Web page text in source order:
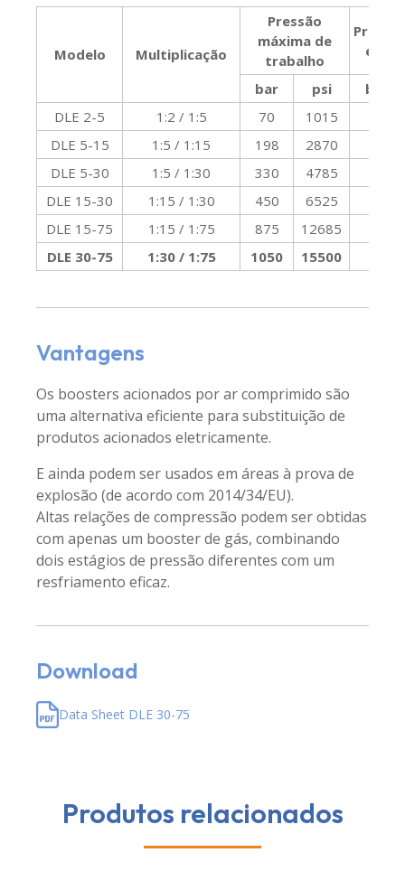
Modelo Multiplicação
Pressão
máxima de
trabalho
bar psi
bar
DLE 2-5
1:2 / 1:5 70 1015
DLE 5-15
1:5 / 1:15 198 2870
DLE 5-30
1:5 / 1:30 330 4785
DLE 15-30
1:15 / 1:30 450 6525
DLE 15-75
1:15 / 1:75 875 12685
DLE 30-75
1:30 / 1:75 1050 15500
Vantagens
Os boosters acionados por ar comprimido são
uma alternativa eficiente para substituição de
produtos acionados eletricamente.
E ainda podem ser usados ​​em áreas à prova de
explosão (de acordo com 2014/34/EU).
Altas relações de compressão podem ser obtidas
com apenas um booster de gás, combinando
dois estágios de pressão diferentes com um
resfriamento eficaz.
Download
Data Sheet DLE 30-75
Produtos relacionados